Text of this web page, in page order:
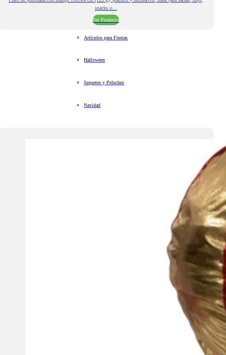
snacks o…
Ver Producto
Artículos para Fiestas
Halloween
Juguetes y Peluches
Navidad